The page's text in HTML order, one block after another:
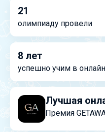
21
олимпиаду провели
8 лет
успешно учим в
Лучшая
Премия